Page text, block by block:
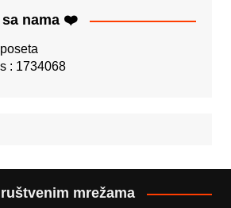
sa nama ❤️
: 1734068
mrežama